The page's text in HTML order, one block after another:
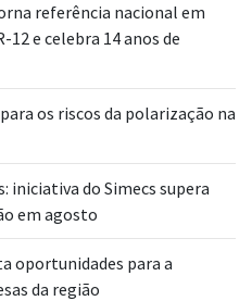
referência nacional em
12 e celebra 14 anos de
os riscos da polarização na
iniciativa do Simecs supera
em agosto
oportunidades para a
da região